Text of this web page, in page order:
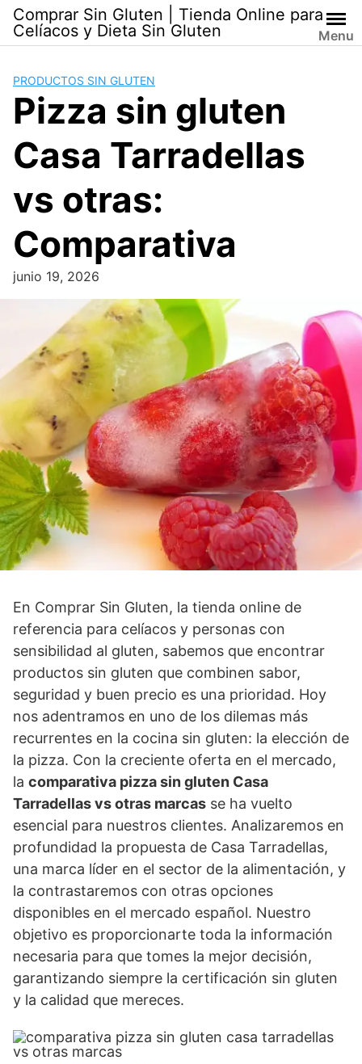
Skip
content
Comprar Sin Gluten | Tienda Online para
Celíacos y Dieta Sin Gluten
Menu
PRODUCTOS SIN GLUTEN
Pizza sin gluten
Casa Tarradellas
vs otras:
Comparativa
junio 19, 2026
En Comprar Sin Gluten, la tienda online de
referencia para celíacos y personas con
sensibilidad al gluten, sabemos que encontrar
productos sin gluten que combinen sabor,
seguridad y buen precio es una prioridad. Hoy
nos adentramos en uno de los dilemas más
recurrentes en la cocina sin gluten: la elección de
la pizza. Con la creciente oferta en el mercado,
la comparativa pizza sin gluten Casa
Tarradellas vs otras marcas se ha vuelto
esencial para nuestros clientes. Analizaremos en
profundidad la propuesta de Casa Tarradellas,
una marca líder en el sector de la alimentación, y
la contrastaremos con otras opciones
disponibles en el mercado español. Nuestro
objetivo es proporcionarte toda la información
necesaria para que tomes la mejor decisión,
garantizando siempre la certificación sin gluten
y la calidad que mereces.